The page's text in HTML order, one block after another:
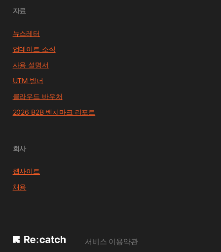
자료
뉴스레터
업데이트 소식
사용 설명서
UTM 빌더
클라우드 바우처
2026 B2B 벤치마크 리포트
회사
웹사이트
채용
서비스 이용약관